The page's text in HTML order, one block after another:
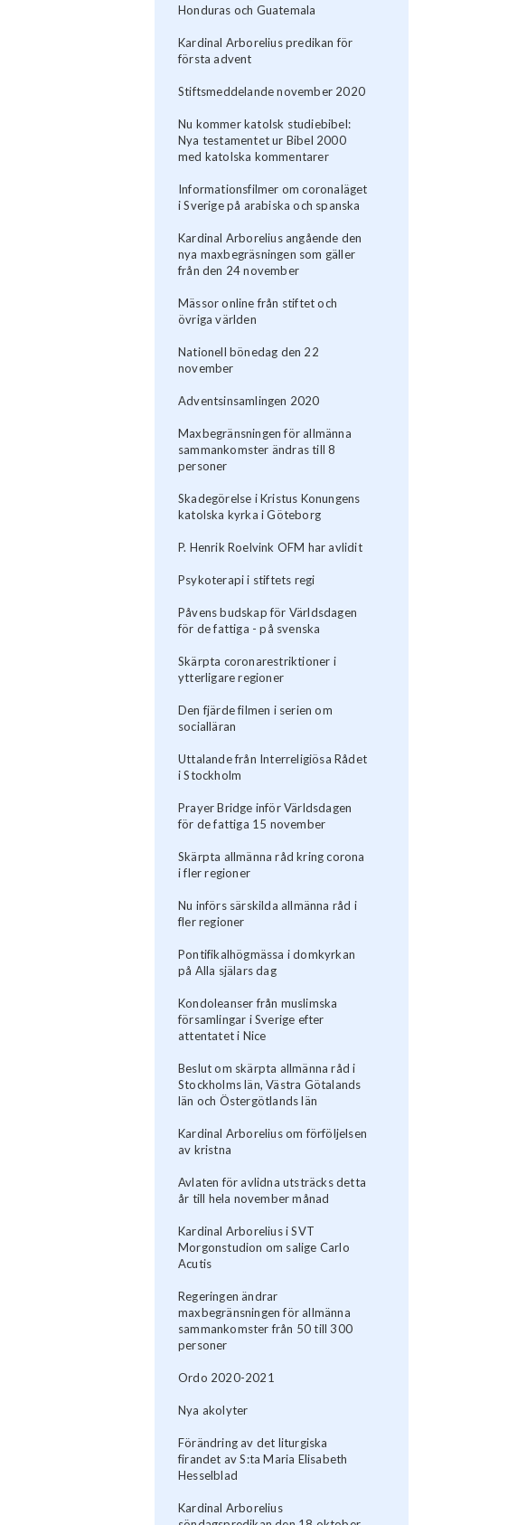
Honduras och Guatemala
Kardinal Arborelius predikan för
första advent
Stiftsmeddelande november 2020
Nu kommer katolsk studiebibel:
Nya testamentet ur Bibel 2000
med katolska kommentarer
Informationsfilmer om coronaläget
i Sverige på arabiska och spanska
Kardinal Arborelius angående den
nya maxbegräsningen som gäller
från den 24 november
Mässor online från stiftet och
övriga världen
Nationell bönedag den 22
november
Adventsinsamlingen 2020
Maxbegränsningen för allmänna
sammankomster ändras till 8
personer
Skadegörelse i Kristus Konungens
katolska kyrka i Göteborg
P. Henrik Roelvink OFM har avlidit
Psykoterapi i stiftets regi
Påvens budskap för Världsdagen
för de fattiga - på svenska
Skärpta coronarestriktioner i
ytterligare regioner
Den fjärde filmen i serien om
socialläran
Uttalande från Interreligiösa Rådet
i Stockholm
Prayer Bridge inför Världsdagen
för de fattiga 15 november
Skärpta allmänna råd kring corona
i fler regioner
Nu införs särskilda allmänna råd i
fler regioner
Pontifikalhögmässa i domkyrkan
på Alla själars dag
Kondoleanser från muslimska
församlingar i Sverige efter
attentatet i Nice
Beslut om skärpta allmänna råd i
Stockholms län, Västra Götalands
län och Östergötlands län
Kardinal Arborelius om förföljelsen
av kristna
Avlaten för avlidna utsträcks detta
år till hela november månad
Kardinal Arborelius i SVT
Morgonstudion om salige Carlo
Acutis
Regeringen ändrar
maxbegränsningen för allmänna
sammankomster från 50 till 300
personer
Ordo 2020-2021
Nya akolyter
Förändring av det liturgiska
firandet av S:ta Maria Elisabeth
Hesselblad
Kardinal Arborelius